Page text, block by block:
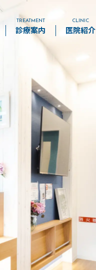
TREATMENT
診療案内
審美・セラミック治療
ホワイトニング
インプラント
矯正歯科
CLINIC
医院紹介